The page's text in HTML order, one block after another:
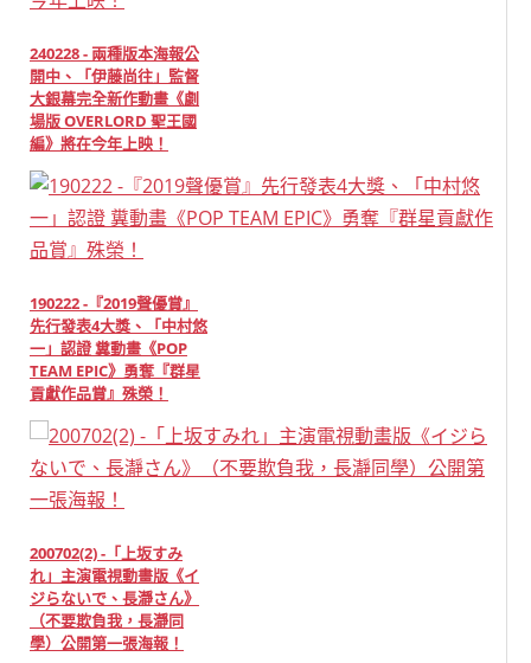
240228 - 兩種版本海報公
開中、「伊藤尚往」監督
大銀幕完全新作動畫《劇
場版 OVERLORD 聖王國
編》將在今年上映！
190222 -『2019聲優賞』
先行發表4大獎、「中村悠
一」認證 糞動畫《POP
TEAM EPIC》勇奪『群星
貢獻作品賞』殊榮！
200702(2) -「上坂すみ
れ」主演電視動畫版《イ
ジらないで、長瀞さん》
（不要欺負我，長瀞同
學）公開第一張海報！